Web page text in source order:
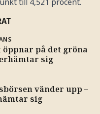
öppnar på det gröna
sig
vänder upp –
sig